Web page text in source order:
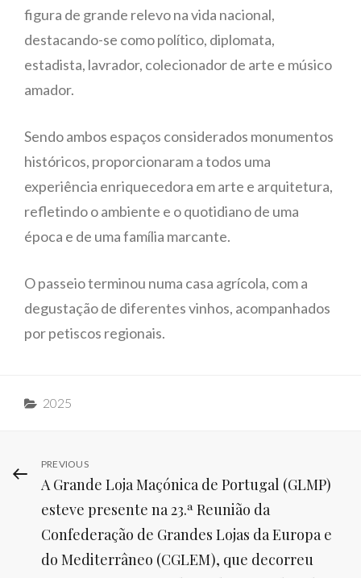
figura de grande relevo na vida nacional,
destacando-se como político, diplomata,
estadista, lavrador, colecionador de arte e músico
amador.
Sendo ambos espaços considerados monumentos
históricos, proporcionaram a todos uma
experiência enriquecedora em arte e arquitetura,
refletindo o ambiente e o quotidiano de uma
época e de uma família marcante.
O passeio terminou numa casa agrícola, com a
degustação de diferentes vinhos, acompanhados
por petiscos regionais.
Categories
2025
Navegação
de
artigos
Previous
Post
PREVIOUS
A Grande Loja Maçónica de Portugal (GLMP)
esteve presente na 23.ª Reunião da
Confederação de Grandes Lojas da Europa e
do Mediterrâneo (CGLEM), que decorreu